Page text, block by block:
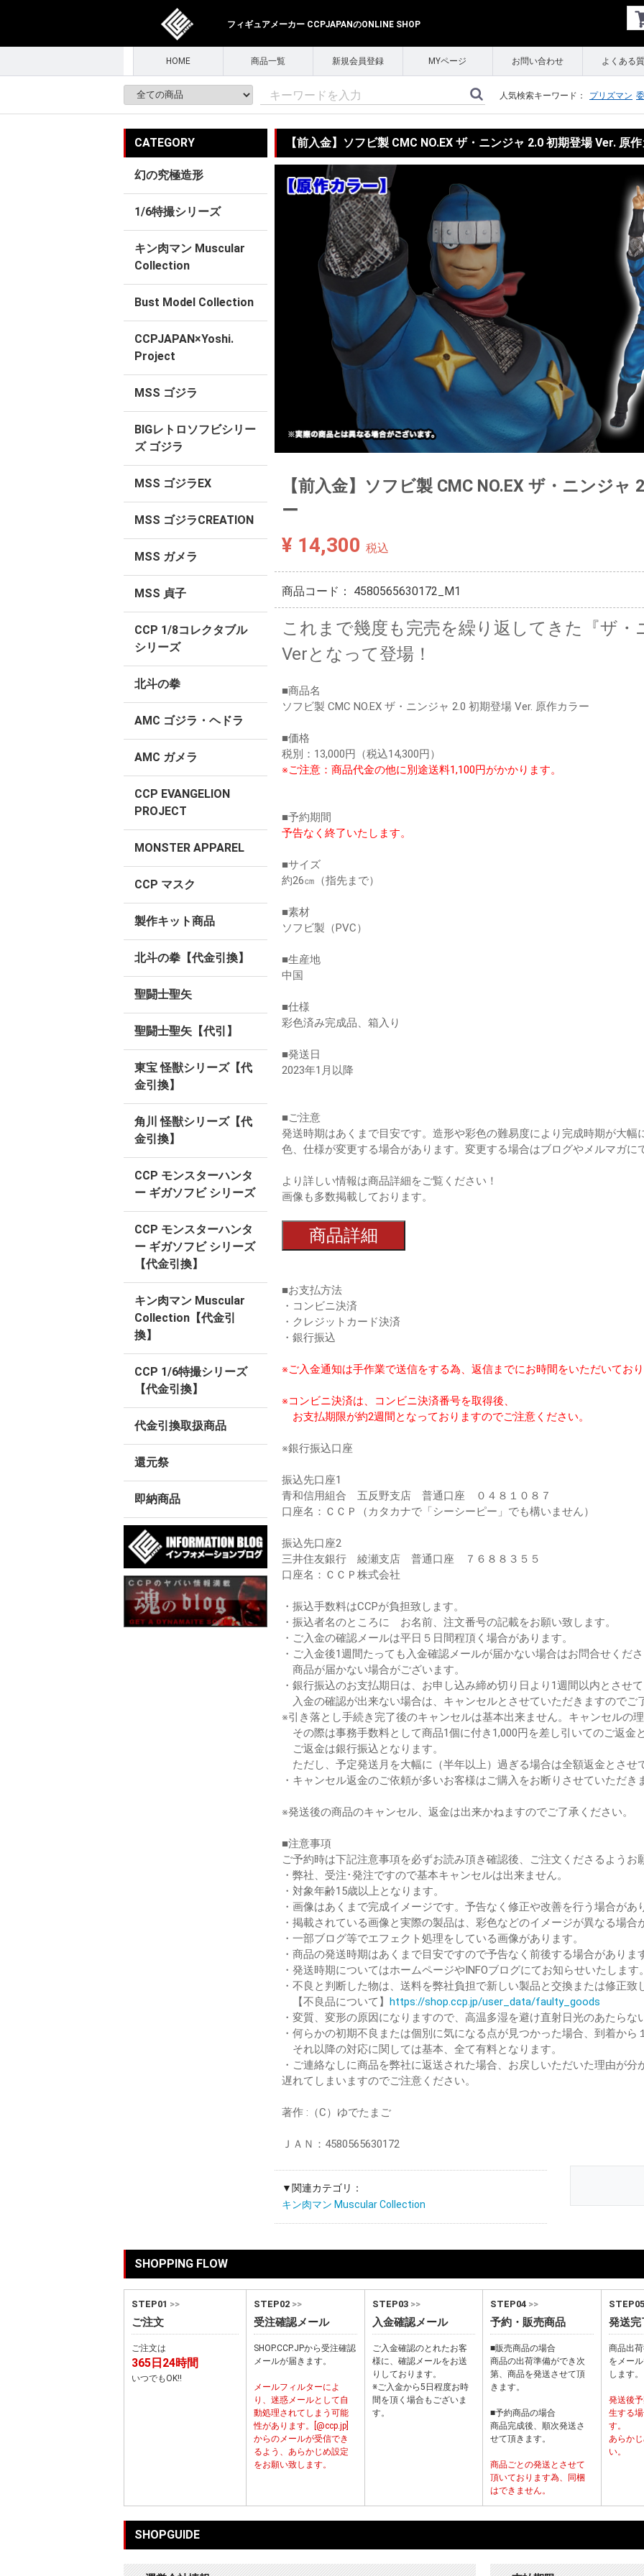
フィギュアメーカー CCPJAPANのONLINE SHOP
HOME 商品一覧 新規会員登録 MYページ お問い合わせ よくある
人気検索キーワード： プリズマン
【前入金】ソフビ製 CMC NO.EX ザ・ニンジャ 2.0 初期登場 Ver. 原
【前入金】ソフビ製 CMC NO.EX ザ・ニンジャ
ー
¥ 14,300 税込
商品コード： 4580565630172_M1
これまで幾度も完売を繰り返してきた『ザ・
Verとなって登場！
■商品名
ソフビ製 CMC NO.EX ザ・ニンジャ 2.0 初期登場 Ver. 原作カラー
■価格
税別：13,000円（税込14,300円）
※ご注意：商品代金の他に別途送料1,100円がかかります。
■予約期間
予告なく終了いたします。
■サイズ
約26㎝（指先まで）
■素材
ソフビ製（PVC）
■生産地
中国
■仕様
彩色済み完成品、箱入り
■発送日
2023年1月以降
■ご注意
発送時期はあくまで目安です。造形や彩色の難易度により完成時期が大幅
色、仕様が変更する場合があります。変更する場合はブログやメルマガに
より詳しい情報は商品詳細をご覧ください！
画像も多数掲載しております。
商品詳細
■お支払方法
・コンビニ決済
・クレジットカード決済
・銀行振込
※ご入金通知は手作業で送信をする為、返信までにお時間をいただいてお
※コンビニ決済は、コンビニ決済番号を取得後、
お支払期限が約2週間となっておりますのでご注意ください。
※銀行振込口座
振込先口座1
青和信用組合 五反野支店 普通口座 ０４８１０８７
口座名：ＣＣＰ（カタカナで「シーシーピー」でも構いません）
振込先口座2
三井住友銀行 綾瀬支店 普通口座 ７６８８３５５
口座名：ＣＣＰ株式会社
・振込手数料はCCPが負担致します。
・振込者名のところに お名前、注文番号の記載をお願い致します。
・ご入金の確認メールは平日５日間程頂く場合があります。
・ご入金後1週間たっても入金確認メールが届かない場合はお問合せくだ
商品が届かない場合がございます。
・銀行振込のお支払期日は、お申し込み締め切り日より1週間以内とさせ
入金の確認が出来ない場合は、キャンセルとさせていただきますのでご
※引き落とし手続き完了後のキャンセルは基本出来ません。キャンセルの
その際は事務手数料として商品1個に付き1,000円を差し引いてのご返金
ご返金は銀行振込となります。
ただし、予定発送月を大幅に（半年以上）過ぎる場合は全額返金とさせ
・キャンセル返金のご依頼が多いお客様はご購入をお断りさせていただき
※発送後の商品のキャンセル、返金は出来かねますのでご了承ください。
■注意事項
ご予約時は下記注意事項を必ずお読み頂き確認後、ご注文くださるようお
・弊社、受注･発注ですので基本キャンセルは出来ません。
・対象年齢15歳以上となります。
・画像はあくまで完成イメージです。予告なく修正や改善を行う場合があ
・掲載されている画像と実際の製品は、彩色などのイメージが異なる場合
・一部ブログ等でエフェクト処理をしている画像があります。
・商品の発送時期はあくまで目安ですので予告なく前後する場合がありま
・発送時期についてはホームページやINFOブログにてお知らせいたします
・不良と判断した物は、送料を弊社負担で新しい製品と交換または修正致
【不良品について】 https://shop.ccp.jp/user_data/faulty_goods
・変質、変形の原因になりますので、高温多湿を避け直射日光のあたら
・何らかの初期不良または個別に気になる点が見つかった場合、到着か
それ以降の対応に関しては基本、全て有料となります。
・ご連絡なしに商品を弊社に返送された場合、お戻しいただいた理由が
遅れてしまいますのでご注意ください。
著作 :（C）ゆでたまご
ＪＡＮ：4580565630172
▼関連カテゴリ：
キン肉マン Muscular Collection
CATEGORY
幻の究極造形
1/6特撮シリーズ
キン肉マン Muscular
Collection
Bust Model Collection
CCPJAPAN×Yoshi.
Project
MSS ゴジラ
BIGレトロソフビシリー
ズ ゴジラ
MSS ゴジラEX
MSS ゴジラCREATION
MSS ガメラ
MSS 貞子
CCP 1/8コレクタブル
シリーズ
北斗の拳
AMC ゴジラ・ヘドラ
AMC ガメラ
CCP EVANGELION
PROJECT
MONSTER APPAREL
CCP マスク
製作キット商品
北斗の拳【代金引換】
聖闘士聖矢
聖闘士聖矢【代引】
東宝 怪獣シリーズ【代
金引換】
角川 怪獣シリーズ【代
金引換】
CCP モンスターハンタ
ー ギガソフビ シリーズ
CCP モンスターハンタ
ー ギガソフビ シリーズ
【代金引換】
キン肉マン Muscular
Collection【代金引
換】
CCP 1/6特撮シリーズ
【代金引換】
代金引換取扱商品
還元祭
即納商品
SHOPPING FLOW
STEP01 >>
ご注文
ご注文は
365日24時間
いつでもOK!!
STEP02 >>
受注確認メール
SHOP.CCP.JPから受注確認
メールが届きます。
メールフィルターによ
り、迷惑メールとして自
動処理されてしまう可能
性があります。[@ccp.jp]
からのメールが受信でき
るよう、あらかじめ設定
をお願い致します。
STEP03 >>
入金確認メール
ご入金確認のとれたお客
様に、確認メールをお送
りしております。
※ご入金から5日程度お時
間を頂く場合もございま
す。
STEP04 >>
予約・販売商品
■販売商品の場合
商品の出荷準備ができ次
第、商品を発送させて頂
きます。
■予約商品の場合
商品完成後、順次発送さ
せて頂きます。
商品ごとの発送とさせて
頂いております為、同梱
はできません。
発送
商品出
をメー
します。
発送後
生する
す。
あらか
い。
SHOPGUIDE